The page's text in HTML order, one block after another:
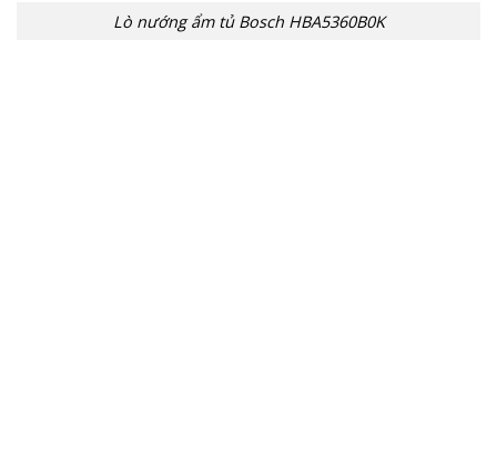
Lò nướng ẩm tủ Bosch HBA5360B0K